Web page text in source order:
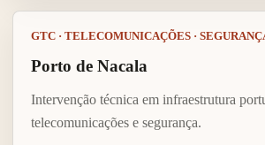
GTC · TELECOMUNICAÇÕES ·
Porto de Nacala
Intervenção técnica em infraestrutura
telecomunicações e segurança.